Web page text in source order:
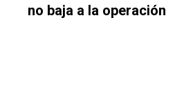
no baja a la operación